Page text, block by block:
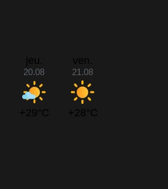
jeu.
20.08
+29°C
ven.
21.08
+28°C